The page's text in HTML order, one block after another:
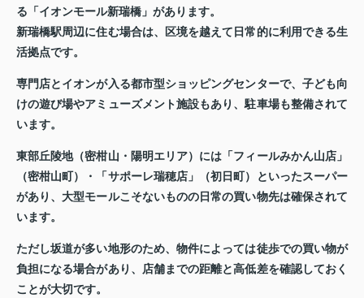
る「イオンモール新瑞橋」があります。
新瑞橋駅周辺に住む場合は、区境を越えて日常的に利用できる生
活拠点です。
専門店とイオンが入る都市型ショッピングセンターで、子ども向
けの遊び場やアミューズメント施設もあり、駐車場も整備されて
います。
東部丘陵地（密柑山・陽明エリア）には「フィールみかん山店」
（密柑山町）・「サポーレ瑞穂店」（初日町）といったスーパー
があり、大型モールこそないものの日常の買い物先は確保されて
います。
ただし坂道が多い地形のため、物件によっては徒歩での買い物が
負担になる場合があり、店舗までの距離と高低差を確認しておく
ことが大切です。